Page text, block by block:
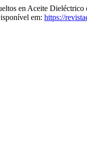
en Aceite
em: https://